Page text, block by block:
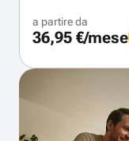
a partire da
36,95 €/mese